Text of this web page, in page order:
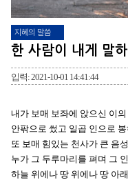
지혜의 말씀
한 사람이 내게 말
입력: 2021-10-01 14:41:44
내가 보매 보좌에 앉으신 이
안팎으로 썼고 일곱 인으로
또 보매 힘있는 천사가 큰 음
누가 그 두루마리를 펴며 그
하늘 위에나 땅 위에나 땅 아